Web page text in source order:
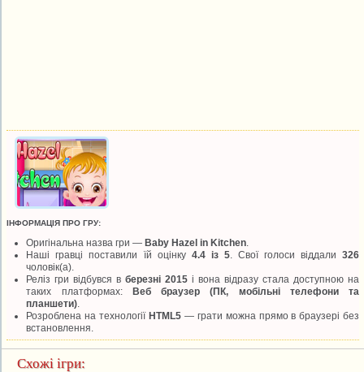
ІНФОРМАЦІЯ ПРО ГРУ:
Оригінальна назва гри —Baby Hazel in Kitchen
Наші гравці поставили їй оцінку 4.4 із 5. Свої голоси віддали326
чоловік(а).
Реліз гри відбувся вберезні 2015 і вона відразу стала доступною на
таких платформах: Веб браузер (ПК, мобільні телефони та
планшети)
Розроблена на технології HTML5— грати можна прямо в браузері без
встановлення.
Схожі ігри: